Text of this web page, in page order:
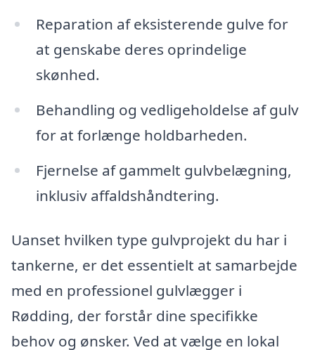
Reparation af eksisterende gulve for
at genskabe deres oprindelige
skønhed.
Behandling og vedligeholdelse af gulv
for at forlænge holdbarheden.
Fjernelse af gammelt gulvbelægning,
inklusiv affaldshåndtering.
Uanset hvilken type gulvprojekt du har i
tankerne, er det essentielt at samarbejde
med en professionel gulvlægger i
Rødding, der forstår dine specifikke
behov og ønsker. Ved at vælge en lokal